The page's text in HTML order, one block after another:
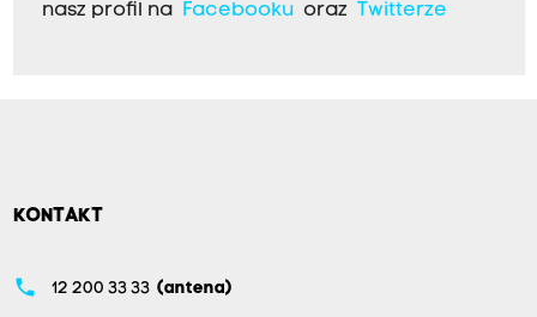
nasz profil na Facebookuoraz Twitterze
KONTAKT
phone 12 200 33 33 (antena)